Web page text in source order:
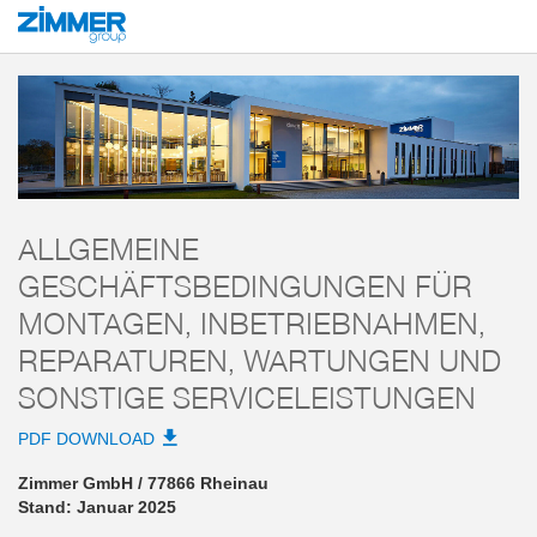
Start AGB
ALLGEMEINE
GESCHÄFTSBEDINGUNGEN FÜR
MONTAGEN, INBETRIEBNAHMEN,
REPARATUREN, WARTUNGEN UND
SONSTIGE SERVICELEISTUNGEN
PDF DOWNLOAD
Zimmer GmbH / 77866 Rheinau
Stand: Januar 2025